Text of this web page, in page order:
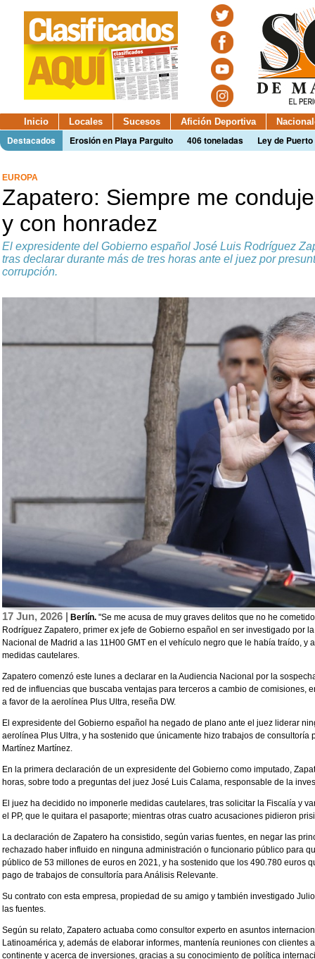
Inicio Locales Sucesos Afición Deportiva
Destacados Erosión en Playa Parguito 406 toneladas Ley de
EUROPA
Zapatero: Siempre me
y con honradez
El expresidente del Gobierno español José Luis Rodríguez
tras declarar durante más de tres horas ante el juez por
corrupción.
17 Jun, 2026 | Berlín. "Se me acusa de muy graves delitos que no he
Rodríguez Zapatero, primer ex jefe de Gobierno español en ser investigado por
Nacional de Madrid a las 11H00 GMT en el vehículo negro que le había traído, y
medidas cautelares.
Zapatero comenzó este lunes a declarar en la Audiencia Nacional por la
red de influencias que buscaba ventajas para terceros a cambio de comisiones,
a favor de la aerolínea Plus Ultra, reseña DW.
El expresidente del Gobierno español ha negado de plano ante el juez liderar
aerolínea Plus Ultra, y ha sostenido que únicamente hizo trabajos de consultoría
Martínez Martínez.
En la primera declaración de un expresidente del Gobierno como imputado,
horas, sobre todo a preguntas del juez José Luis Calama, responsable de la
El juez ha decidido no imponerle medidas cautelares, tras solicitar la Fiscalía y
el PP, que le quitara el pasaporte; mientras otras cuatro acusaciones pidieron
La declaración de Zapatero ha consistido, según varias fuentes, en negar las
rechazado haber influido en ninguna administración o funcionario público para
público de 53 millones de euros en 2021, y ha sostenido que los 490.780 euros
pago de trabajos de consultoría para Análisis Relevante.
Su contrato con esta empresa, propiedad de su amigo y también investigado
las fuentes.
Según su relato, Zapatero actuaba como consultor experto en asuntos
Latinoamérica y, además de elaborar informes, mantenía reuniones con clientes
continente y acerca de inversiones, gracias a su conocimiento de política